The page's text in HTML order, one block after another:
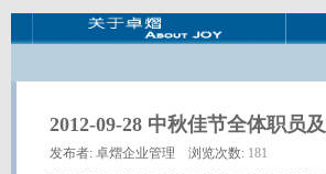
2012-09-28 中秋佳节全体职员
发布者: 卓熠企业管理 浏览次数: 181